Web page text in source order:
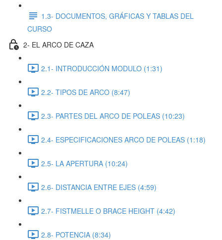
1.3- DOCUMENTOS, GRÁFICAS Y TABLAS DEL
CURSO
2- EL ARCO DE CAZA
2.1- INTRODUCCIÓN MODULO (1:31)
2.2- TIPOS DE ARCO (8:47)
2.3- PARTES DEL ARCO DE POLEAS (10:23)
2.4- ESPECIFICACIONES ARCO DE POLEAS (1:18)
2.5- LA APERTURA (10:24)
2.6- DISTANCIA ENTRE EJES (4:59)
2.7- FISTMELLE O BRACE HEIGHT (4:42)
2.8- POTENCIA (8:34)